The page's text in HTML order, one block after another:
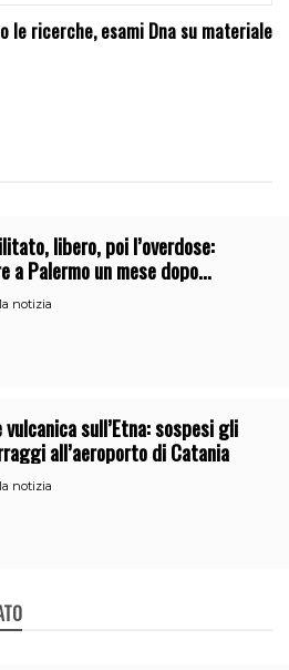
le ricerche, esami Dna su materiale
libero, poi l’overdose:
a Palermo un mese dopo
dalla comunità
notizia
vulcanica sull’Etna: sospesi gli
all’aeroporto di Catania
notizia